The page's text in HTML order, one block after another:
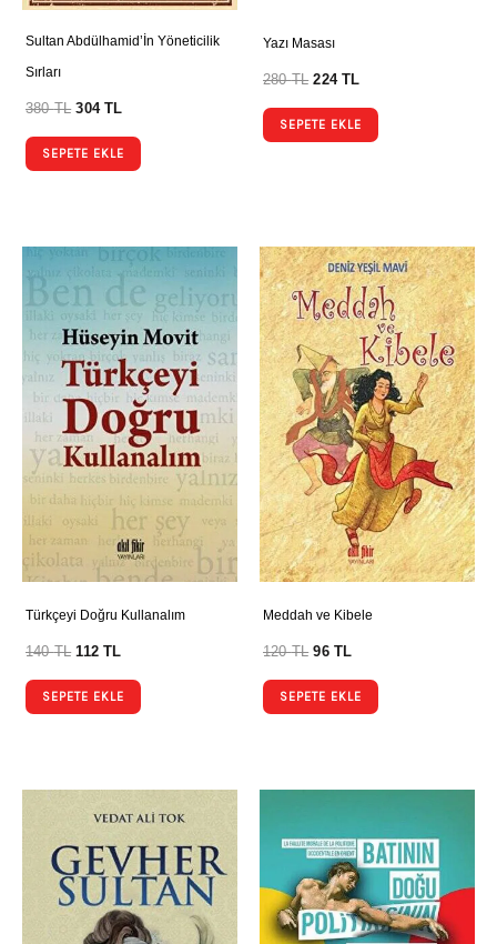
Sultan Abdülhamid’İn Yöneticilik
Sırları
380TL 304TL
SEPETE EKLE
Yazı Masası
280TL 224TL
SEPETE EKLE
Türkçeyi Doğru Kullanalım
140TL 112TL
SEPETE EKLE
Meddah ve Kibele
120TL 96TL
SEPETE EKLE